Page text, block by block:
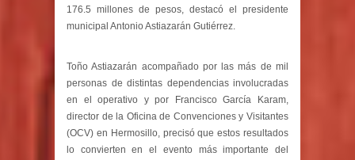
176.5 millones de pesos, destacó el presidente
municipal Antonio Astiazarán Gutiérrez.
Toño Astiazarán acompañado por las más de mil
personas de distintas dependencias involucradas
en el operativo y por Francisco García Karam,
director de la Oficina de Convenciones y Visitantes
(OCV) en Hermosillo, precisó que estos resultados
lo convierten en el evento más importante del